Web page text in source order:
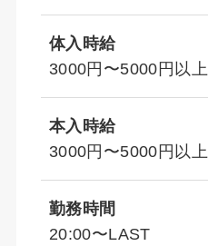
体入時給
3000円〜5000円以上
本入時給
3000円〜5000円以上
勤務時間
20:00〜LAST